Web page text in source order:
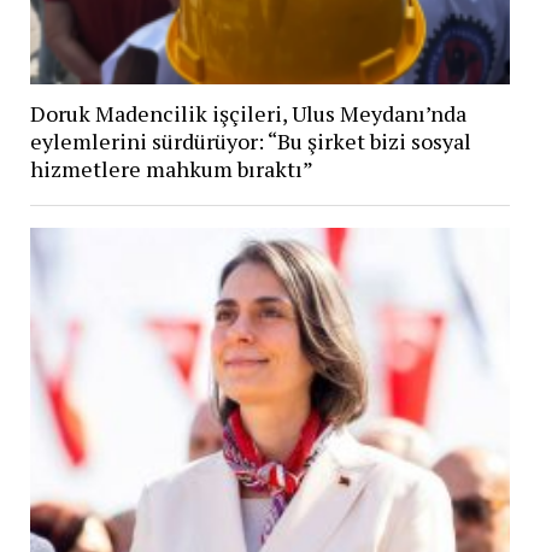
Doruk Madencilik işçileri, Ulus Meydanı’nda
eylemlerini sürdürüyor: “Bu şirket bizi sosyal
hizmetlere mahkum bıraktı”